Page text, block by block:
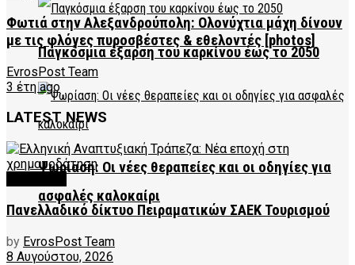
Παγκόσμια έξαρση του καρκίνου έως το 2050
Ψωρίαση: Οι νέες θεραπείες και οι οδηγίες για
ασφαλές καλοκαίρι
Φωτιά στην Αλεξανδρούπολη: Oλονύχτια μάχη δίνουν
με τις φλόγες πυροσβέστες & εθελοντές [photos]
EvrosPost Team
3 έτη ago
LATEST NEWS
Πανελλαδικό δίκτυο Πειραματικών ΣΑΕΚ Τουρισμού
by EvrosPost Team
8 Αυγούστου, 2026